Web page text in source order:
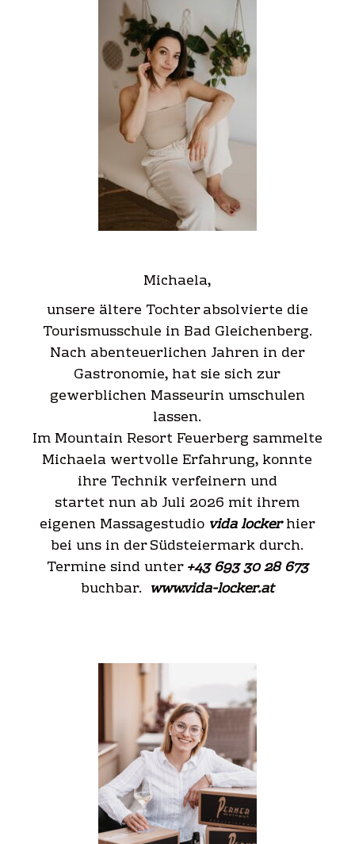
Michaela,
unsere ältere Tochter absolvierte die
Tourismusschule in Bad Gleichenberg.
Nach abenteuerlichen Jahren in der
Gastronomie, hat sie sich zur
gewerblichen Masseurin umschulen
lassen.
Im Mountain Resort Feuerberg sammelte
Michaela wertvolle Erfahrung, konnte
ihre Technik verfeinern und
startet nun ab Juli 2026 mit ihrem
eigenen Massagestudio vida lockerhier
bei uns in der Südsteiermark durch.
Termine sind unter+43 693 30 28 673
buchbar. www.vida-locker.at